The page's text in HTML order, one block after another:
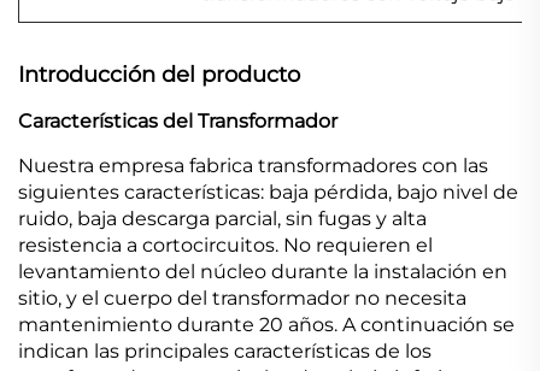
Introducción del producto
Características del Transformador
Nuestra empresa fabrica transformadores con las
siguientes características: baja pérdida, bajo nivel de
ruido, baja descarga parcial, sin fugas y alta
resistencia a cortocircuitos. No requieren el
levantamiento del núcleo durante la instalación en
sitio, y el cuerpo del transformador no necesita
mantenimiento durante 20 años. A continuación se
indican las principales características de los